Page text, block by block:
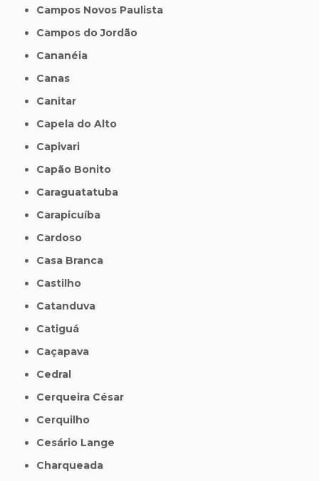
Campos Novos Paulista
Campos do Jordão
Cananéia
Canas
Canitar
Capela do Alto
Capivari
Capão Bonito
Caraguatatuba
Carapicuíba
Cardoso
Casa Branca
Castilho
Catanduva
Catiguá
Caçapava
Cedral
Cerqueira César
Cerquilho
Cesário Lange
Charqueada